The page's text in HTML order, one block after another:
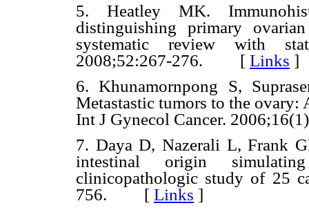
5. Heatley MK.
distinguishing primary
systematic review with
2008;52:267-276. [ Links ]
6. Khunamornpong S,
Metastastic tumors to the ovary:
Int J Gynecol Cancer.
7. Daya D, Nazerali L, Frank
intestinal origin
clinicopathologic study of 25
756. [ Links ]